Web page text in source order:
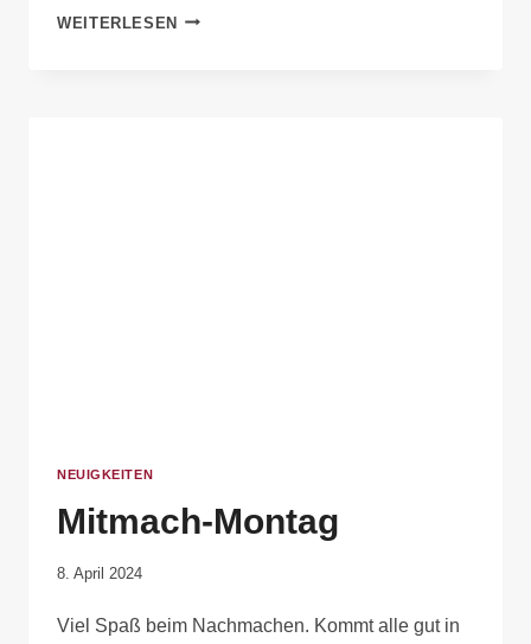
WEITERLESEN
NEUIGKEITEN
Mitmach-Montag
Von
Justh
8. April 2024
Viel Spaß beim Nachmachen. Kommt alle gut in